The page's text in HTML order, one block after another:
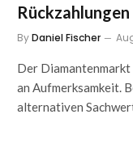
ByDaniel Fischer
Der
an Aufmerksamkeit.
alternativen